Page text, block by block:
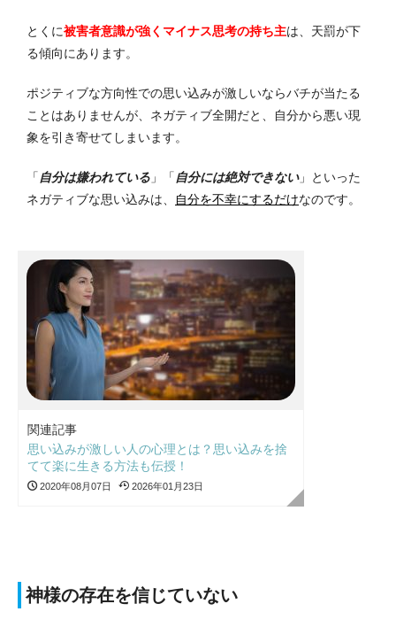
とくに被害者意識が強くマイナス思考の持ち主は、天罰が下
る傾向にあります。
ポジティブな方向性での思い込みが激しいならバチが当たる
ことはありませんが、ネガティブ全開だと、自分から悪い現
象を引き寄せてしまいます。
「 自分は嫌われている 」「 自分には絶対できない」といった
ネガティブな思い込みは、
自分を不幸にするだけなのです。
関連記事
思い込みが激しい人の心理とは？思い込みを捨
てて楽に生きる方法も伝授！
2020年08月07日 2026年01月23日
神様の存在を信じていない